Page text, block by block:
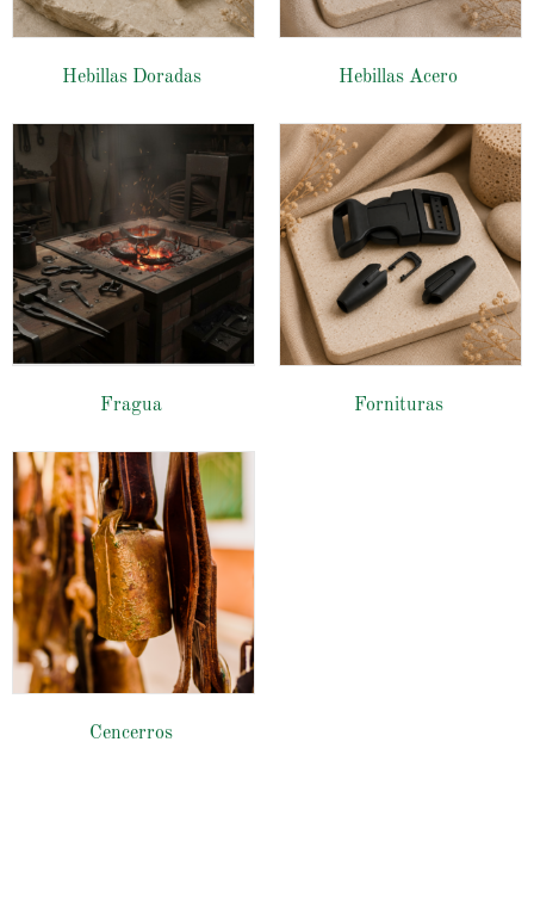
Hebillas Doradas Hebillas Acero
Fragua Fornituras
Cencerros